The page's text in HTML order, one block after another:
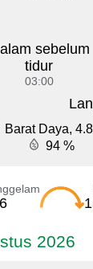
sebelum
tidur
03:00
Barat Daya,
94 %
2026